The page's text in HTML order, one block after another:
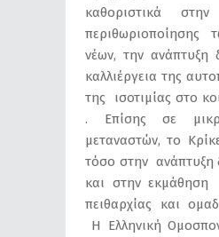
καθοριστικά
περιθωριοποίησης
νέων, την ανάπτυξη
καλλιέργεια της
της ισοτιμίας στο
. Επίσης σε
μεταναστών, το
τόσο στην ανάπτυξη
και στην εκμάθηση
πειθαρχίας και
Η Ελληνική